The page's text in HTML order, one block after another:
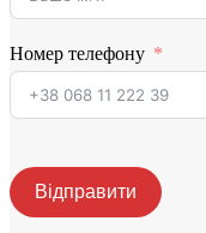
Номер телефону
Відправити